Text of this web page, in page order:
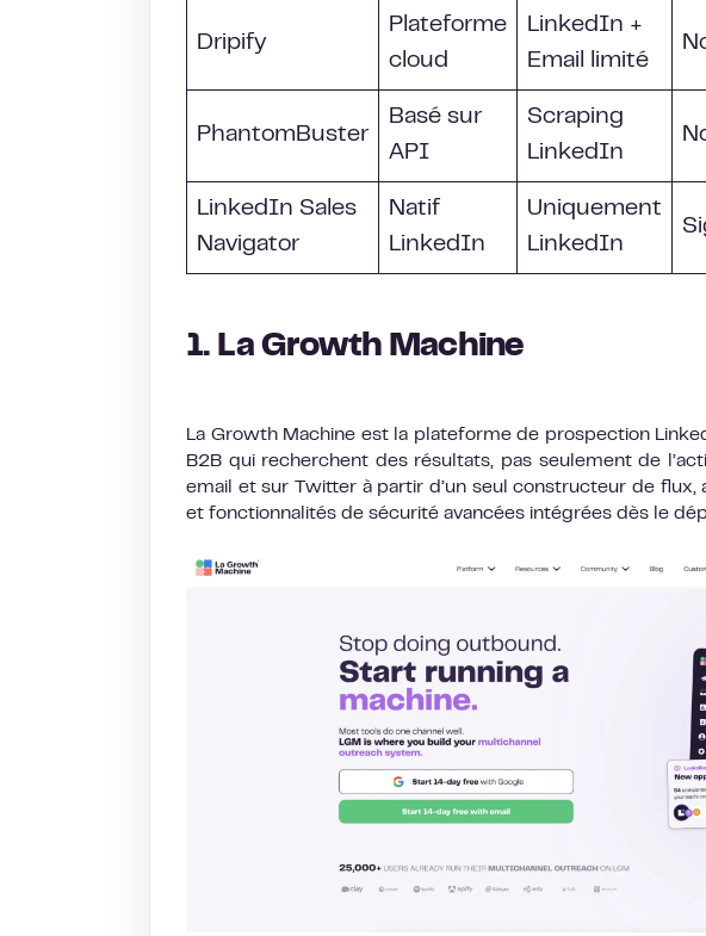
Dripify
Plateforme
cloud
LinkedIn +
Email limité
PhantomBuster
Basé sur
API
Scraping
LinkedIn
LinkedIn Sales
Navigator
Natif
LinkedIn
Uniquement
LinkedIn
1. La Growth Machine
La Growth Machine est la plateforme de prospection
B2B qui recherchent des résultats, pas seulement de
email et sur Twitter à partir d’un seul constructeur de flux,
et fonctionnalités de sécurité avancées intégrées dès le